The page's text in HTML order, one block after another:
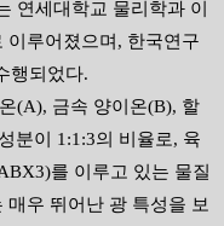
연세대학교 물리학과 이
이루어졌으며 , 한국연구
행되었다.
(A), 금속 양이온(B), 할
분이 1:1:3의 비율로, 육
를 이루고 있는 물질
우 뛰어난 광 특성을 보